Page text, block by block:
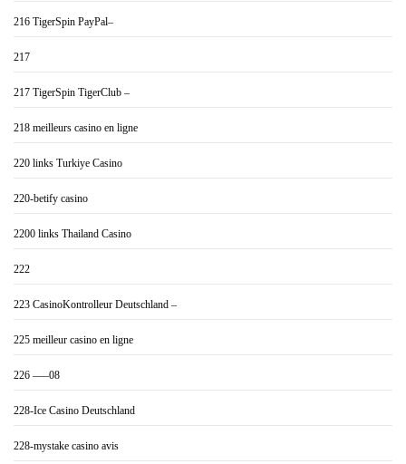
216 TigerSpin PayPal–
217
217 TigerSpin TigerClub –
218 meilleurs casino en ligne
220 links Turkiye Casino
220-betify casino
2200 links Thailand Casino
222
223 CasinoKontrolleur Deutschland –
225 meilleur casino en ligne
226 —–08
228-Ice Casino Deutschland
228-mystake casino avis